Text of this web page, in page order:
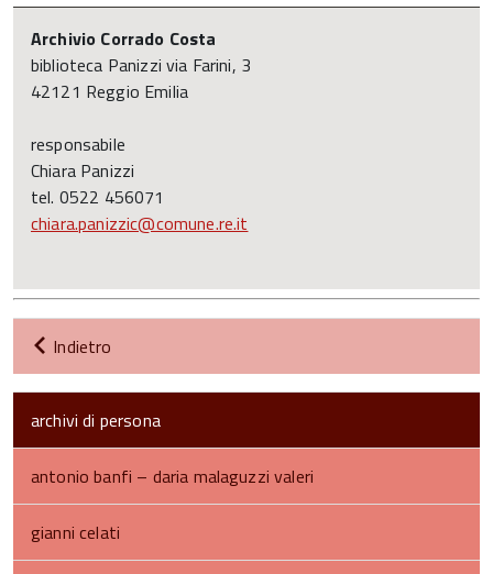
Archivio Corrado Costa
biblioteca Panizzi via Farini, 3
42121 Reggio Emilia
responsabile
Chiara Panizzi
tel. 0522 456071
chiara.panizzic@comune.re.it
Indietro
archivi di persona
antonio banfi – daria malaguzzi valeri
gianni celati